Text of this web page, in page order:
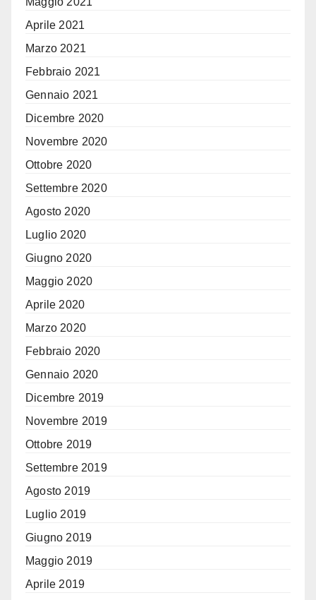
Aprile 2021
Marzo 2021
Febbraio 2021
Gennaio 2021
Dicembre 2020
Novembre 2020
Ottobre 2020
Settembre 2020
Agosto 2020
Luglio 2020
Giugno 2020
Maggio 2020
Aprile 2020
Marzo 2020
Febbraio 2020
Gennaio 2020
Dicembre 2019
Novembre 2019
Ottobre 2019
Settembre 2019
Agosto 2019
Luglio 2019
Giugno 2019
Maggio 2019
Aprile 2019